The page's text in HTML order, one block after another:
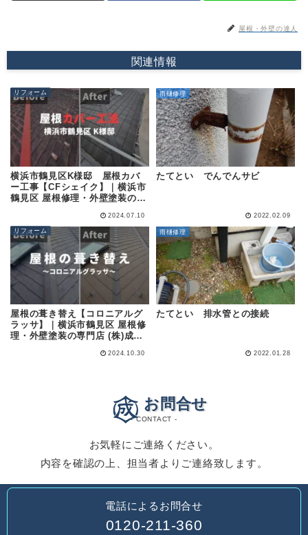
屋根・外壁の達人
関連情報
リフォーム
横浜市鶴見区K様邸 屋根カバ
ー工事【CFシェイク】｜横浜市
鶴見区 屋根修理・外壁塗装の専
2024.07.10
雨樋修理
たてとい でんでんサビ
2022.02.09
リフォーム
屋根の葺き替え【コロニアルグ
ラッサ】｜横浜市鶴見区 屋根修
理・外壁塗装の専門店 (株)成田
2024.10.30
雨樋修理
たてとい 排水管との接続
2022.01.28
お問合せ
- CONTACT -
お気軽にご連絡ください。
内容を確認の上、担当者よりご連絡致します。
電話によるお問合せ
0120-211-360